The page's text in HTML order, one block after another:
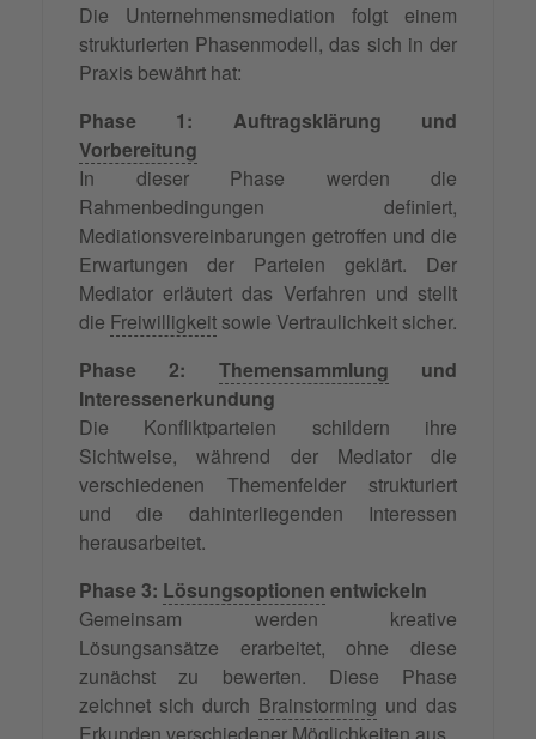
Die Unternehmensmediation folgt einem
strukturierten Phasenmodell, das sich in der
Praxis bewährt hat:
Phase 1: Auftragsklärung und
Vorbereitung
In dieser Phase werden die
Rahmenbedingungen definiert,
Mediationsvereinbarungen getroffen und die
Erwartungen der Parteien geklärt. Der
Mediator erläutert das Verfahren und stellt
die Freiwilligkeit sowie Vertraulichkeit sicher.
Phase 2: Themensammlung und
Interessenerkundung
Die Konfliktparteien schildern ihre
Sichtweise, während der Mediator die
verschiedenen Themenfelder strukturiert
und die dahinterliegenden Interessen
herausarbeitet.
Phase 3: Lösungsoptionen entwickeln
Gemeinsam werden kreative
Lösungsansätze erarbeitet, ohne diese
zunächst zu bewerten. Diese Phase
zeichnet sich durch Brainstorming und das